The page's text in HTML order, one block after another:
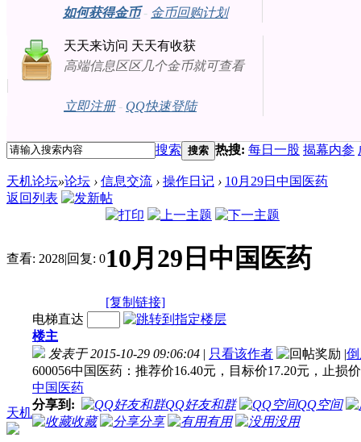
如何获得金币- 金币回购计划
天天来访问 天天有收获
高端信息区区几个金币就可查看
立即注册- QQ快速登陆
搜索 搜索 热搜: 每日一股 揭幕内参
天机论坛»论坛 › 信息交流 › 操作日记 › 10月29日中国医药
返回列表
查看: 2028|回复: 010月29日中国医药
[复制链接]
天机
电梯直达
楼主
发表于 2015-10-29 09:06:04 | 只看该作者 |
600056中国医药：推荐价16.40元，目标价17.20元，止损
中国医药
分享到:
QQ好友和群
QQ空间
收藏
分享 有用 没用